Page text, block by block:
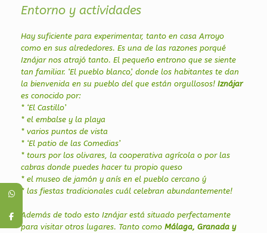
Entorno y actividades
Hay suficiente para experimentar, tanto en casa Arroyo
como en sus alrededores. Es una de las razones porqué
Iznájar nos atrajó tanto. El pequeño entrono que se siente
tan familiar. ‘El pueblo blanco’, donde los habitantes te dan
la bienvenida en su pueblo del que están orgullosos! Iznájar
es conocido por:
* ‘El Castillo’
* el embalse y la playa
* varios puntos de vista
* ‘El patio de las Comedias’
* tours por los olivares, la cooperativa agrícola o por las
cabras donde puedes hacer tu propio queso
* el museo de jamón y anís en el pueblo cercano ý
* las fiestas tradicionales cuál celebran abundantemente!
Además de todo esto Iznájar está situado perfectamente
para visitar otros lugares. Tanto como Málaga, Granada y